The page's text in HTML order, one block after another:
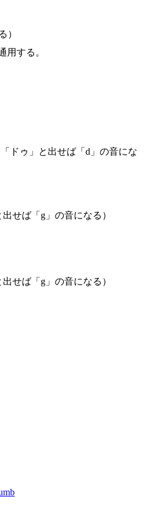
）
用する。
ドゥ」と出せば「d」の音にな
せば「g」の音になる）
せば「g」の音になる）